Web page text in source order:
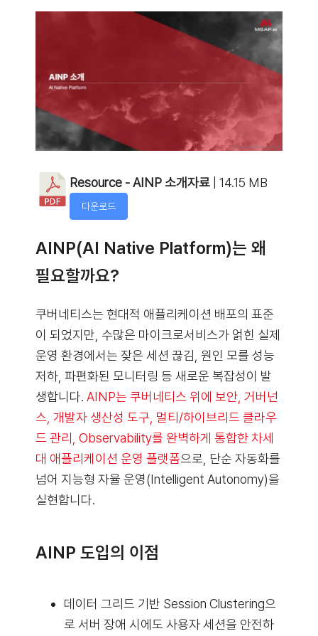
Resource - AINP 소개자료| 14.15 MB
다운로드
AINP(AI Native Platform)는 왜
필요할까요?
쿠버네티스는 현대적 애플리케이션 배포의 표준
이 되었지만, 수많은 마이크로서비스가 얽힌 실제
운영 환경에서는 잦은 세션 끊김, 원인 모를 성능
저하, 파편화된 모니터링 등 새로운 복잡성이 발
생합니다. AINP는 쿠버네티스 위에 보안, 거버넌
스, 개발자 생산성 도구, 멀티/하이브리드 클라우
드 관리, Observability를 완벽하게 통합한 차세
대 애플리케이션 운영 플랫폼으로, 단순 자동화를
넘어 지능형 자율 운영(Intelligent Autonomy)을
실현합니다.
AINP 도입의 이점
데이터 그리드 기반 Session Clustering으
로 서버 장애 시에도 사용자 세션을 안전하